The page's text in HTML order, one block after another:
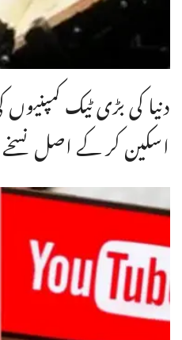
دنیا کی بڑی ٹیک
اسکین کر کے اصل